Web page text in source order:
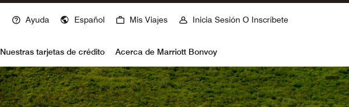
Ayuda Español Mis Viajes Inicia Sesión O Inscríbete
Nuestras tarjetas de crédito Acerca de Marriott Bonvoy